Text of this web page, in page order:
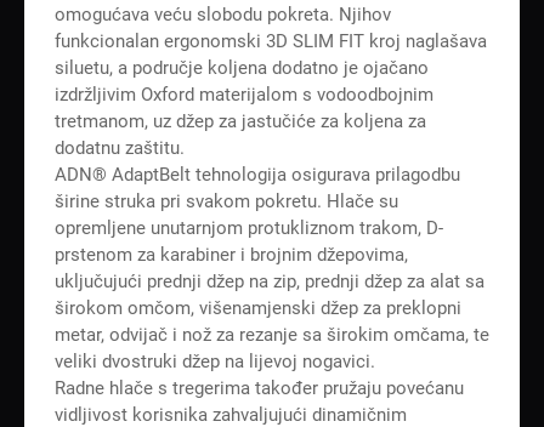
omogućava veću slobodu pokreta. Njihov
funkcionalan ergonomski 3D SLIM FIT kroj naglašava
siluetu, a područje koljena dodatno je ojačano
izdržljivim Oxford materijalom s vodoodbojnim
tretmanom, uz džep za jastučiće za koljena za
dodatnu zaštitu.
ADN® AdaptBelt tehnologija osigurava prilagodbu
širine struka pri svakom pokretu. Hlače su
opremljene unutarnjom protukliznom trakom, D-
prstenom za karabiner i brojnim džepovima,
uključujući prednji džep na zip, prednji džep za alat sa
širokom omčom, višenamjenski džep za preklopni
metar, odvijač i nož za rezanje sa širokim omčama, te
veliki dvostruki džep na lijevoj nogavici.
Radne hlače s tregerima također pružaju povećanu
vidljivost korisnika zahvaljujući dinamičnim